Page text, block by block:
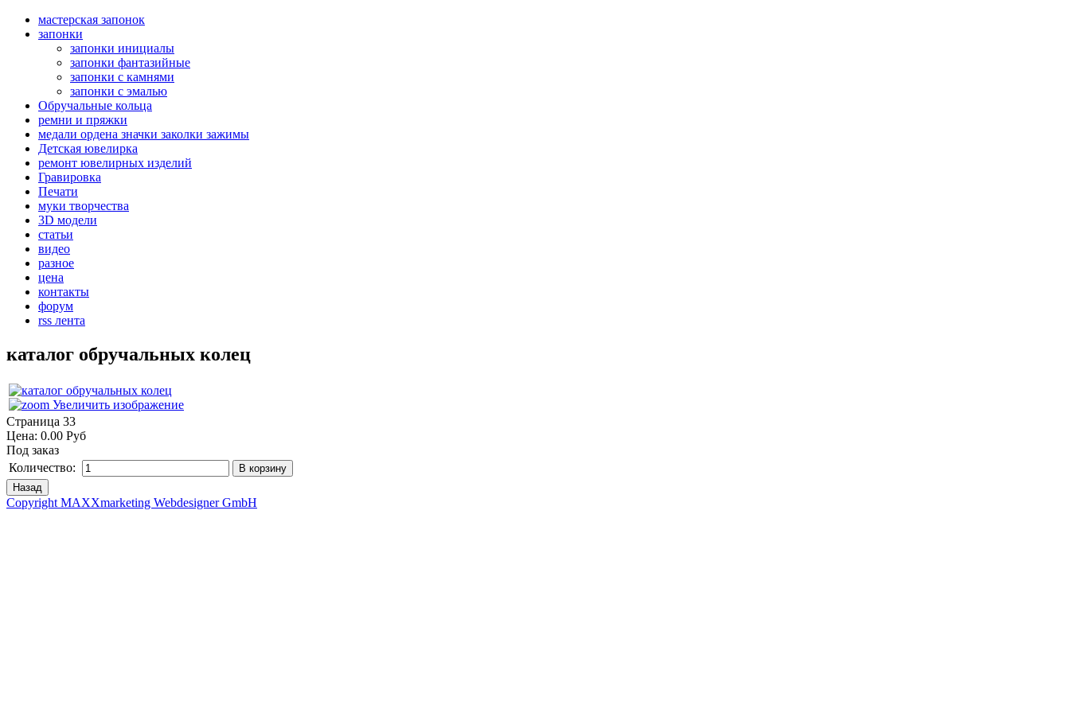
мастерская запонок
запонки
запонки инициалы
запонки фантазийные
запонки с камнями
запонки с эмалью
Обручальные кольца
ремни и пряжки
медали ордена значки заколки зажимы
Детская ювелирка
ремонт ювелирных изделий
Гравировка
Печати
муки творчества
3D модели
статьи
видео
разное
цена
контакты
форум
rss лента
каталог обручальных колец
Увеличить изображение
Страница 33
Цена: 0.00 Руб
Под заказ
Количество:
Copyright MAXXmarketing Webdesigner GmbH